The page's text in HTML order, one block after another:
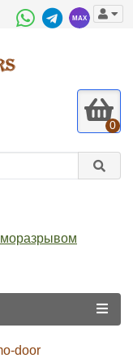
0
door